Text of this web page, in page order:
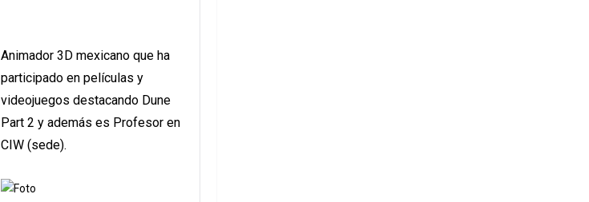
Animador 3D mexicano que ha
participado en películas y
videojuegos destacando Dune
Part 2 y además es Profesor en
CIW (sede).